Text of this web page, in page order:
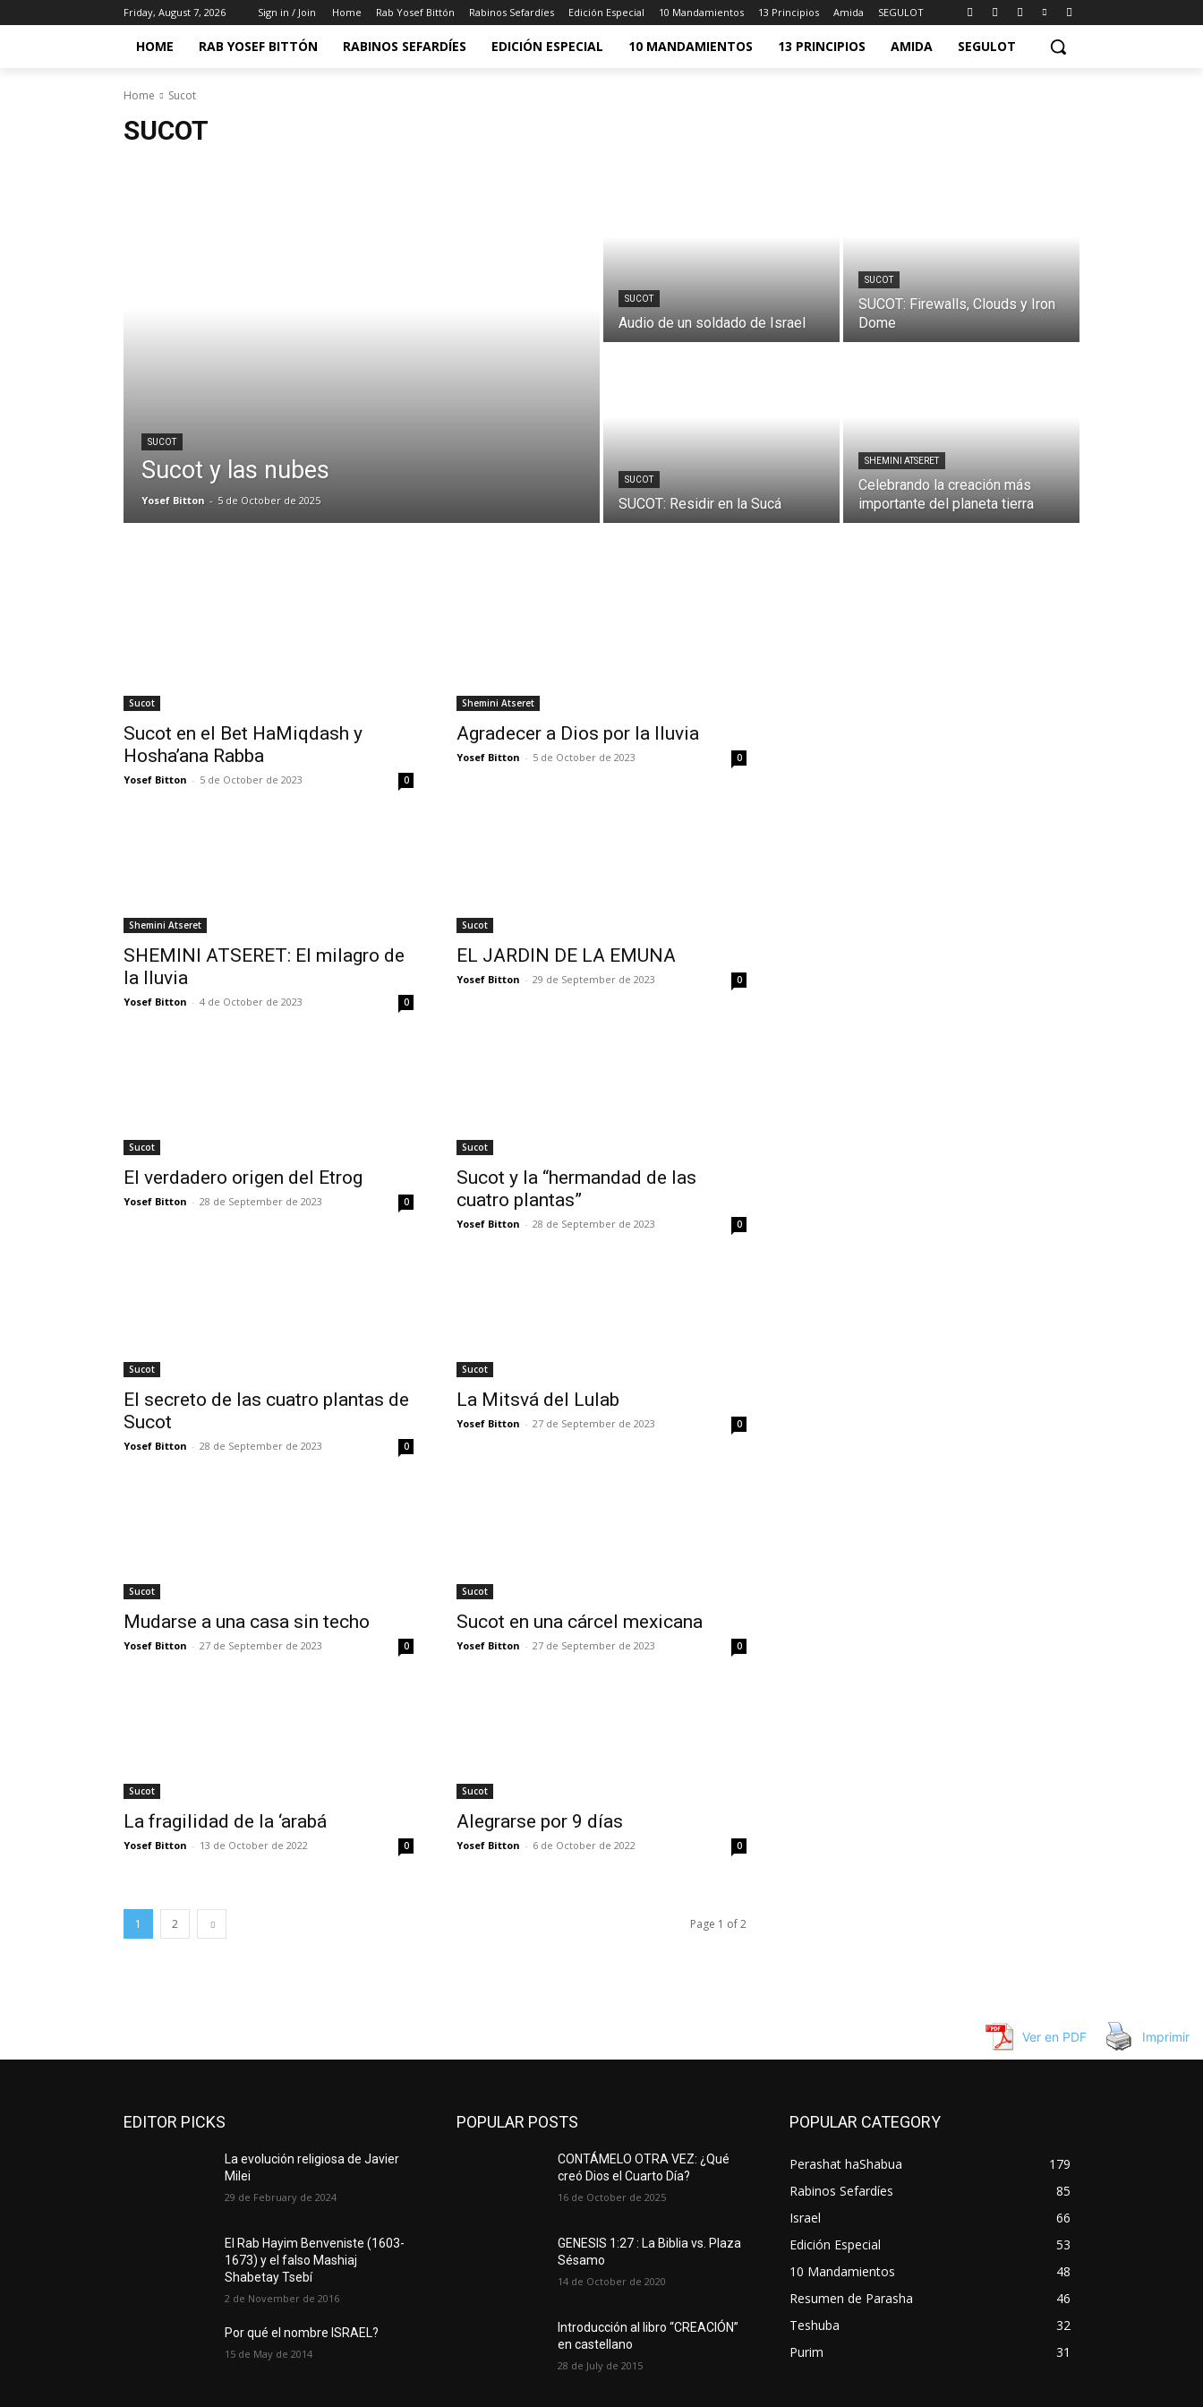
Friday, August 7, 2026 Sign in / Join Home Rab Yosef Bittón Rabinos Sefardíes Edición Especial 10 Mandamientos 13 Principios Amida SEGULOT
HOME RAB YOSEF BITTÓN RABINOS SEFARDÍES EDICIÓN ESPECIAL 10 MANDAMIENTOS 13 PRINCIPIOS AMIDA SEGULOT
Home Sucot
SUCOT
SUCOT
Sucot y las nubes
Yosef Bitton - 5 de October de 2025
SUCOT
Audio de un soldado de Israel
SUCOT
SUCOT: Firewalls, Clouds y Iron
Dome
SUCOT
SUCOT: Residir en la Sucá
SHEMINI ATSERET
Celebrando la creación más
importante del planeta tierra
Sucot
Sucot en el Bet HaMiqdash y
Hosha’ana Rabba
Yosef Bitton - 5 de October de 2023 0
Shemini Atseret
Agradecer a Dios por la lluvia
Yosef Bitton - 5 de October de 2023 0
Shemini Atseret
SHEMINI ATSERET: El milagro de
la lluvia
Yosef Bitton - 4 de October de 2023 0
Sucot
EL JARDIN DE LA EMUNA
Yosef Bitton - 29 de September de 2023 0
Sucot
El verdadero origen del Etrog
Yosef Bitton - 28 de September de 2023 0
Sucot
Sucot y la “hermandad de las
cuatro plantas”
Yosef Bitton - 28 de September de 2023 0
Sucot
El secreto de las cuatro plantas de
Sucot
Yosef Bitton - 28 de September de 2023 0
Sucot
La Mitsvá del Lulab
Yosef Bitton - 27 de September de 2023 0
Sucot
Mudarse a una casa sin techo
Yosef Bitton - 27 de September de 2023 0
Sucot
Sucot en una cárcel mexicana
Yosef Bitton - 27 de September de 2023 0
Sucot
La fragilidad de la ‘arabá
Yosef Bitton - 13 de October de 2022 0
Sucot
Alegrarse por 9 días
Yosef Bitton - 6 de October de 2022 0
1 2 Page 1 of 2
Ver en PDF Imprimir
EDITOR PICKS
La evolución religiosa de Javier
Milei
29 de February de 2024
El Rab Hayim Benveniste (1603-
1673) y el falso Mashiaj
Shabetay Tsebí
2 de November de 2016
Por qué el nombre ISRAEL?
15 de May de 2014
POPULAR POSTS
CONTÁMELO OTRA VEZ: ¿Qué
creó Dios el Cuarto Día?
16 de October de 2025
GENESIS 1:27 : La Biblia vs. Plaza
Sésamo
14 de October de 2020
Introducción al libro “CREACIÓN”
en castellano
28 de July de 2015
POPULAR CATEGORY
Perashat haShabua
179
Rabinos Sefardíes
85
Israel
66
Edición Especial
53
10 Mandamientos
48
Resumen de Parasha
46
Teshuba
32
Purim
31